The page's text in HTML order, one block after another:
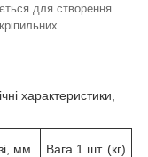
для створення
характеристики,
мм Вага 1 шт. (кг)